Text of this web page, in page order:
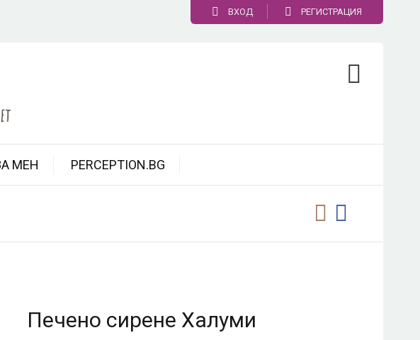
ВХОД РЕГИСТРАЦИЯ
МЕН PERCEPTION.BG
Печено сирене Халуми